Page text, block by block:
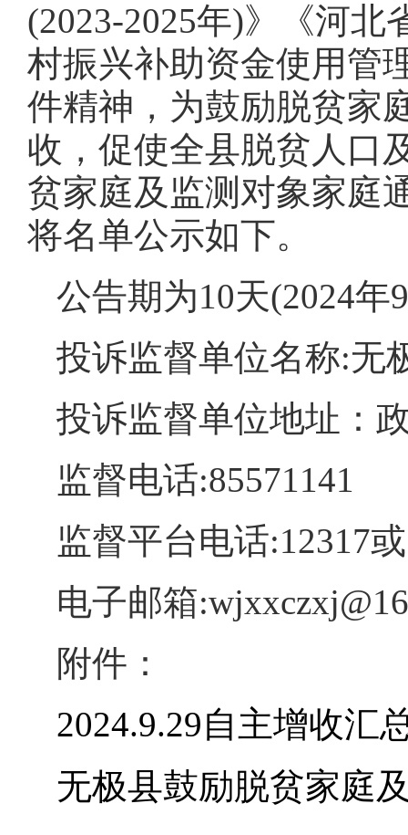
(2023-2025年)》《河
村振兴补助资金使用管
件精神，为鼓励脱贫家
收，促使全县脱贫人口
贫家庭及监测对象家庭
将名单公示如下。
公告期为10天(2024年
投诉监督单位名称:无
投诉监督单位地址：
监督电话:85571141
监督平台电话:12317
电子邮箱
附件：
2024.9.29自主增收汇
无极县鼓励脱贫家庭